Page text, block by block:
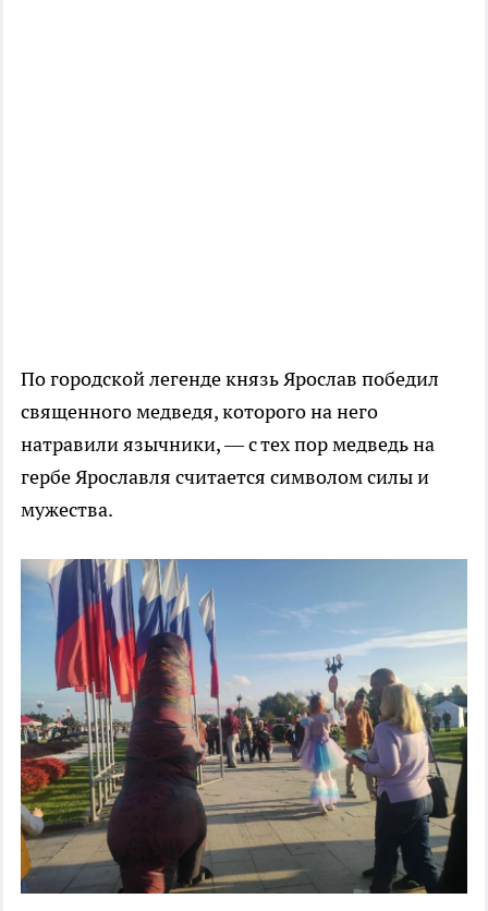
По городской легенде князь Ярослав победил
священного медведя, которого на него
натравили язычники, — с тех пор медведь на
гербе Ярославля считается символом силы и
мужества.